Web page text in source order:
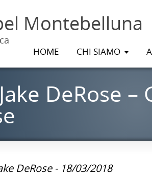
Montebelluna
HOME CHI SIAMO
DeRose
DeRose - 18/03/2018